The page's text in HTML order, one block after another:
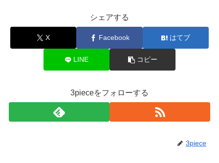
シェアする
X Facebook はてブ
LINE コピー
3pieceをフォローする
3piece